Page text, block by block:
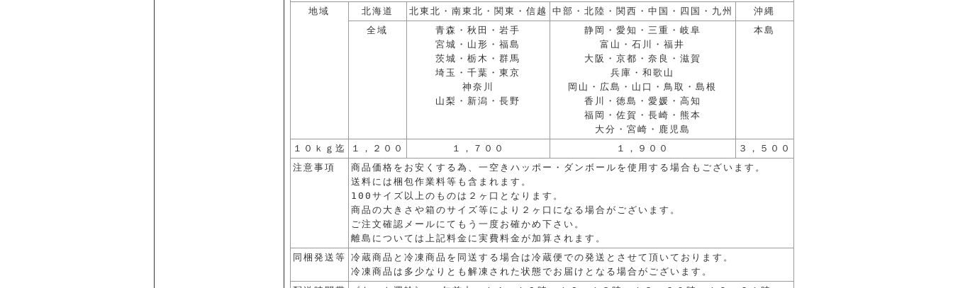
地域 北海道 北東北・南東北・関東・信越 中部・北陸・関西・中国・四国・九州
沖縄
全域
青森・秋田・岩手
宮城・山形・福島
茨城・栃木・群馬
埼玉・千葉・東京
神奈川
山梨・新潟・長野
静岡・愛知・三重・岐阜
富山・石川・福井
大阪・京都・奈良・滋賀
兵庫・和歌山
岡山・広島・山口・鳥取・島根
香川・徳島・愛媛・高知
福岡・佐賀・長崎・熊本
大分・宮崎・鹿児島
本島
１０ｋｇ迄 １，２００ １，７００ １，９００
３，５００
注意事項
商品価格をお安くする為、一空きハッポー・ダンボールを使用する場合もございます。
送料には梱包作業料等も含まれます。
100サイズ以上のものは２ヶ口となります。
商品の大きさや箱のサイズ等により２ヶ口になる場合がございます。
ご注文確認メールにてもう一度お確かめ下さい。
離島については上記料金に実費料金が加算されます。
同梱発送等 冷蔵商品と冷凍商品を同送する場合は冷蔵便での発送とさせて頂いております。
冷凍商品は多少なりとも解凍された状態でお届けとなる場合がございます。